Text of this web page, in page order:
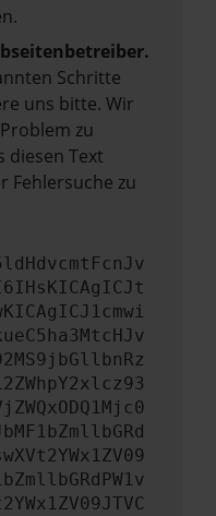
Schritte
uns bitte. Wir
zu
diesen Text
Fehlersuche zu